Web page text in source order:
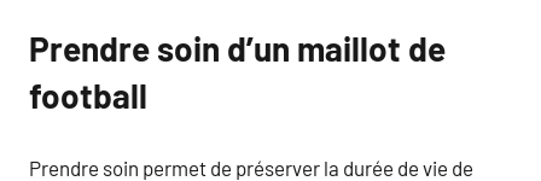
Prendre soin d’un maillot de
football
Prendre soin permet de préserver la durée de vie de